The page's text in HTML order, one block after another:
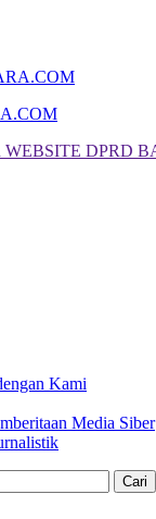
Kami
Media Siber